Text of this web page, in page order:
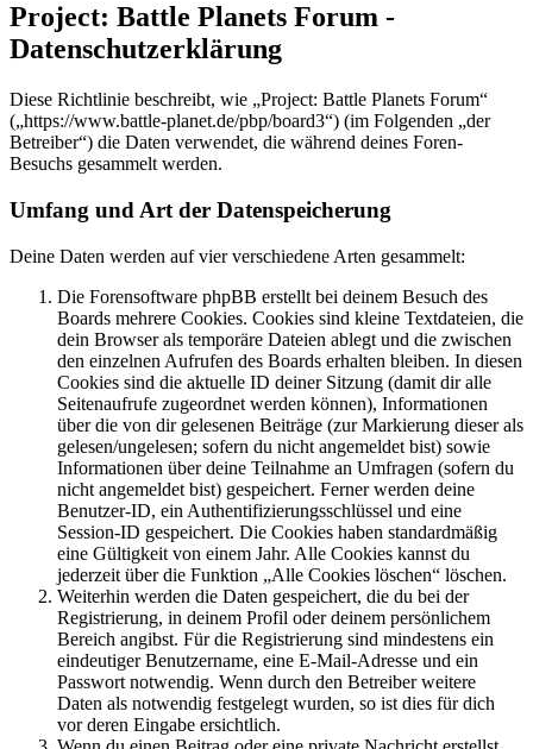
Project: Battle Planets Forum -
Datenschutzerklärung
Diese Richtlinie beschreibt, wie „Project: Battle Planets Forum“
(„https://www.battle-planet.de/pbp/board3“) (im Folgenden „der
Betreiber“) die Daten verwendet, die während deines Foren-
Besuchs gesammelt werden.
Umfang und Art der Datenspeicherung
Deine Daten werden auf vier verschiedene Arten gesammelt:
Die Forensoftware phpBB erstellt bei deinem Besuch des
Boards mehrere Cookies. Cookies sind kleine Textdateien, die
dein Browser als temporäre Dateien ablegt und die zwischen
den einzelnen Aufrufen des Boards erhalten bleiben. In diesen
Cookies sind die aktuelle ID deiner Sitzung (damit dir alle
Seitenaufrufe zugeordnet werden können), Informationen
über die von dir gelesenen Beiträge (zur Markierung dieser als
gelesen/ungelesen; sofern du nicht angemeldet bist) sowie
Informationen über deine Teilnahme an Umfragen (sofern du
nicht angemeldet bist) gespeichert. Ferner werden deine
Benutzer-ID, ein Authentifizierungsschlüssel und eine
Session-ID gespeichert. Die Cookies haben standardmäßig
eine Gültigkeit von einem Jahr. Alle Cookies kannst du
jederzeit über die Funktion „Alle Cookies löschen“ löschen.
Weiterhin werden die Daten gespeichert, die du bei der
Registrierung, in deinem Profil oder deinem persönlichem
Bereich angibst. Für die Registrierung sind mindestens ein
eindeutiger Benutzername, eine E-Mail-Adresse und ein
Passwort notwendig. Wenn durch den Betreiber weitere
Daten als notwendig festgelegt wurden, so ist dies für dich
vor deren Eingabe ersichtlich.